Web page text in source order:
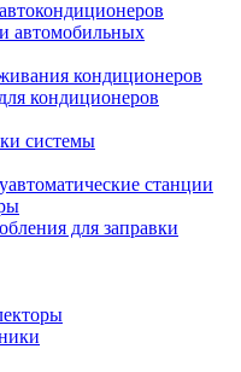
автомобильных
кондиционеров
кондиционеров
системы
станции
для заправки